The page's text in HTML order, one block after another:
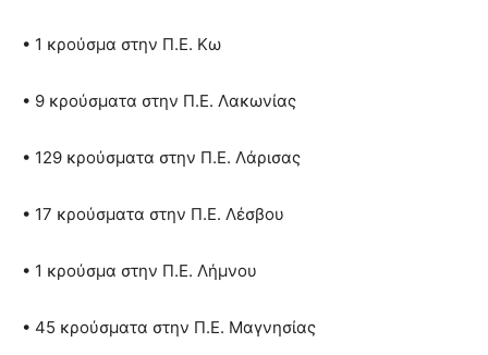
• 1 κρούσμα στην Π.Ε. Κω
• 9 κρούσματα στην Π.Ε. Λακωνίας
• 129 κρούσματα στην Π.Ε. Λάρισας
• 17 κρούσματα στην Π.Ε. Λέσβου
• 1 κρούσμα στην Π.Ε. Λήμνου
• 45 κρούσματα στην Π.Ε. Μαγνησίας